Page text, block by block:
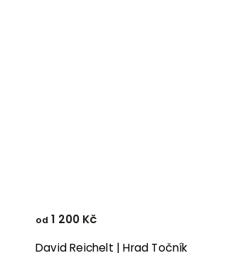
David Reichelt | Hrad Točník
od 1 200 Kč